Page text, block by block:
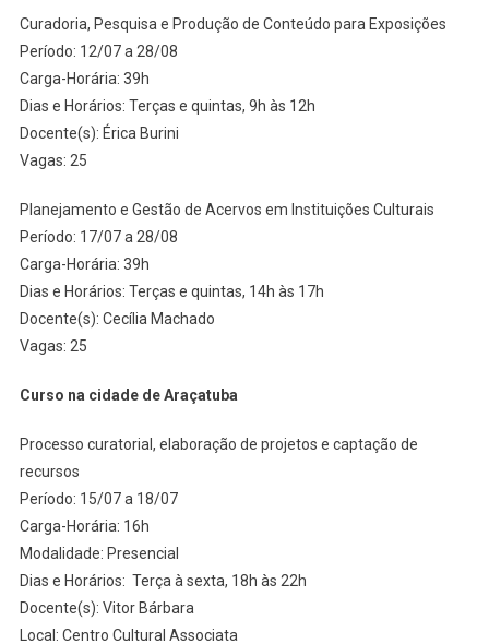
Curadoria, Pesquisa e Produção de Conteúdo para Exposições
Período: 12/07 a 28/08
Carga-Horária: 39h
Dias e Horários: Terças e quintas, 9h às 12h
Docente(s): Érica Burini
Vagas: 25
Planejamento e Gestão de Acervos em Instituições Culturais
Período: 17/07 a 28/08
Carga-Horária: 39h
Dias e Horários: Terças e quintas, 14h às 17h
Docente(s): Cecília Machado
Vagas: 25
Curso na cidade de Araçatuba
Processo curatorial, elaboração de projetos e captação de
recursos
Período: 15/07 a 18/07
Carga-Horária: 16h
Modalidade: Presencial
Dias e Horários: Terça à sexta, 18h às 22h
Docente(s): Vitor Bárbara
Local: Centro Cultural Associata